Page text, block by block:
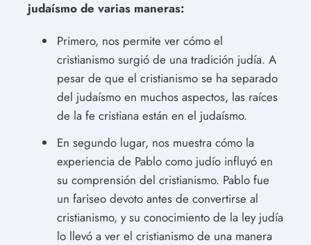
judaísmo de varias maneras:
Primero, nos permite ver cómo el
cristianismo surgió de una tradición judía. A
pesar de que el cristianismo se ha separado
del judaísmo en muchos aspectos, las raíces
de la fe cristiana están en el judaísmo.
En segundo lugar, nos muestra cómo la
experiencia de Pablo como judío influyó en
su comprensión del cristianismo. Pablo fue
un fariseo devoto antes de convertirse al
cristianismo, y su conocimiento de la ley judía
lo llevó a ver el cristianismo de una manera